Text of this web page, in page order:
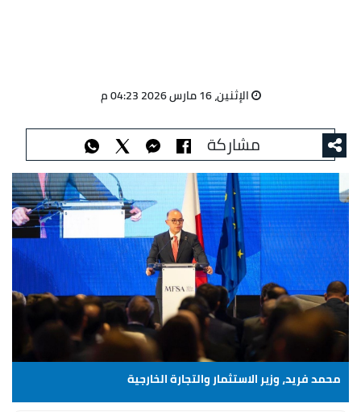
الإثنين، 16 مارس 2026 04:23 م
مشاركة
محمد فريد، وزير الاستثمار والتجارة الخارجية